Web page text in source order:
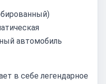
автомобиль
в себе легендарное